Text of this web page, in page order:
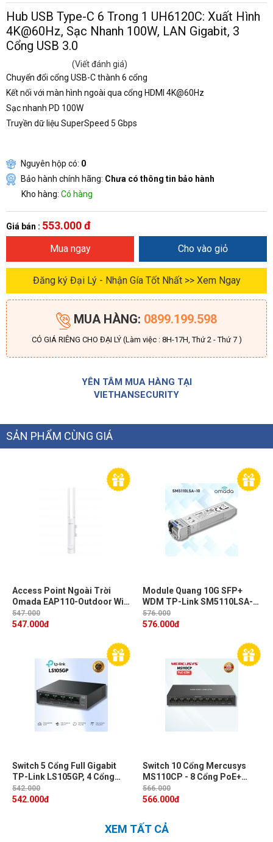
Hub USB Type-C 6 Trong 1 UH6120C: Xuất Hình
4K@60Hz, Sạc Nhanh 100W, LAN Gigabit, 3
Cổng USB 3.0
(Viết đánh giá)
Chuyển đổi cổng USB-C thành 6 cổng
Kết nối với màn hình ngoài qua cổng HDMI 4K@60Hz
Sạc nhanh PD 100W
Truyền dữ liệu SuperSpeed 5 Gbps
Nguyên hộp có: 0
Bảo hành chính hãng: Chưa có thông tin bảo hành
Kho hàng: Có hàng
Giá bán : 553.000 đ
Mua ngay Cho vào giỏ
Đăng ký Đại Lý - Nhận Gía Tốt Nhất >> Xem Ngay
MUA HÀNG: 0899.199.598
CÓ GIÁ RIÊNG CHO ĐẠI LÝ (Làm việc : 8H-17H, Thứ 2 - Thứ 7 )
YÊN TÂM MUA HÀNG TẠI
VIETHANSECURITY
SẢN PHẨM CÙNG GIÁ
Access Point Ngoài Trời
Omada EAP110-Outdoor Wi-
Fi 300Mbps ở 2.4 GHz, 1x
Cổng 10/100 Mbps RJ45,
547.000
547.000đ
Module Quang 10G SFP+
WDM TP-Link SM5110LSA-
10 - 1 Sợi Quang, Khoảng
cách 10km, Đầu LC
576.000
576.000đ
Switch 5 Cổng Full Gigabit
TP-Link LS105GP, 4 Cổng
PoE+ 65W, Truyền Xa 250m,
Hỗ Trợ PoE Auto Recovery &
542.000
542.000đ
Switch 10 Cổng Mercusys
MS110CP - 8 Cổng PoE+
65W, 2 Cổng Gigabit Uplink,
Truyền Xa 250m & Isolation
566.000
566.000đ
XEM TẤT CẢ